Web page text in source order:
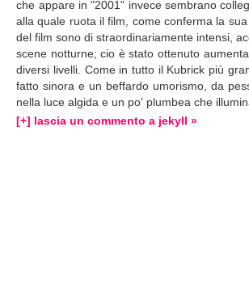
che appare in "2001" invece sembrano
alla quale ruota il film, come conferma la
del film sono di straordinariamente intensi,
scene notturne; cio è stato ottenuto
diversi livelli. Come in tutto il Kubrick più
fatto sinora e un beffardo umorismo, da
nella luce algida e un po' plumbea che
[+] lascia un commento a jekyll »